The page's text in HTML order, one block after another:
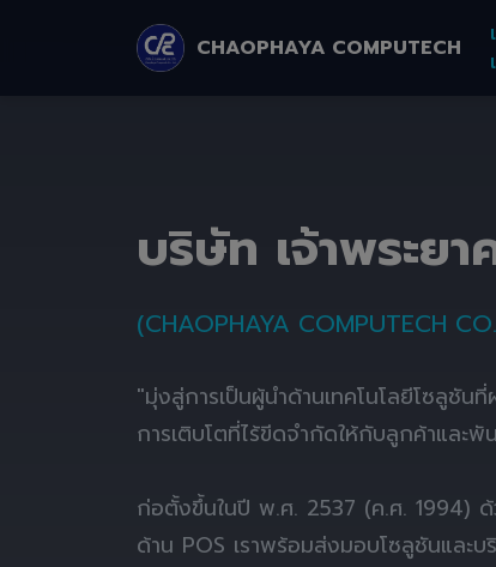
CHAOPHAYA COMPUTECH
บริษัท เจ้าพระย
(CHAOPHAYA COMPUTECH
"มุ่งสู่การเป็นผู้นำด้านเทคโนโลยีโซลูชัน
การเติบโตที่ไร้ขีดจำกัดให้กับลูกค้าและพั
ก่อตั้งขึ้นในปี พ.ศ. 2537 (ค.ศ. 1994)
ด้าน POS เราพร้อมส่งมอบโซลูชันและ